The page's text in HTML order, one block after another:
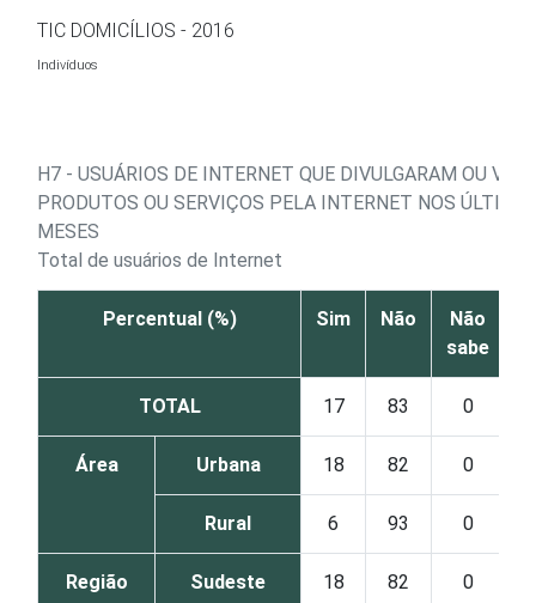
Ir para o conteúdo
TIC DOMICÍLIOS - 2016
Indivíduos
H7 - USUÁRIOS DE INTERNET QUE DIVULGARAM OU
PRODUTOS OU SERVIÇOS PELA INTERNET NOS
MESES
Total de usuários de Internet
Percentual (%) Sim Não
Não
sabe
TOTAL 17 83 0
Área Urbana 18 82 0
Rural 6 93 0
Região Sudeste 18 82 0